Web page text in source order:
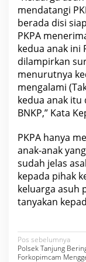
mendatangi
berada disi
PKPA
kedua anak ini
dilampirkan
menurutnya
mengalami
kedua anak itu
BNKP,” Kata
PKPA hanya
anak-anak
sudah jelas
kepada pihak
keluarga asuh
tanyakan
N
Pos sebelumnya
Polsek Tanjung
Forkopimcam